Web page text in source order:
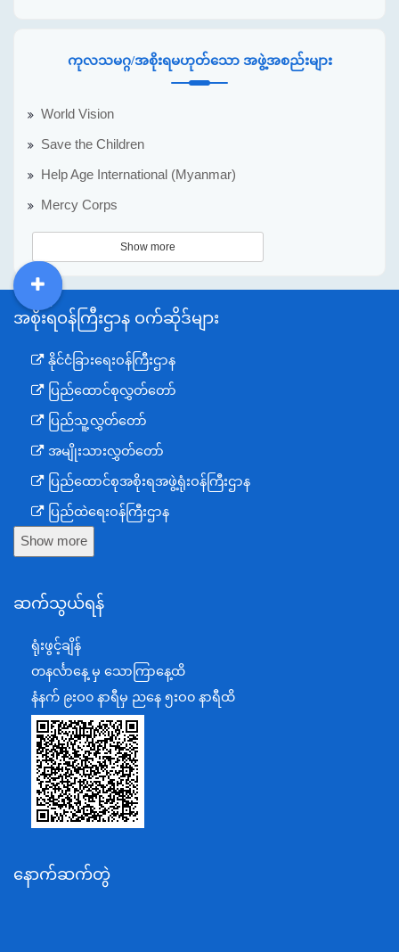
ကုလသမဂ္ဂ/အစိုးရမဟုတ်သော အဖွဲ့အစည်းများ
World Vision
Save the Children
Help Age International (Myanmar)
Mercy Corps
Show more
အစိုးရဝန်ကြီးဌာန ဝက်ဆိုဒ်များ
နိုင်ငံခြားရေးဝန်ကြီးဌာန
ပြည်ထောင်စုလွှတ်တော်
ပြည်သူ့လွှတ်တော်
အမျိုးသားလွှတ်တော်
ပြည်ထောင်စုအစိုးရအဖွဲ့ရုံးဝန်ကြီးဌာန
ပြည်ထဲရေးဝန်ကြီးဌာန
ကာကွယ်ရေးဝန်ကြီးဌာန
စီမံကိန်း၊ဘဏ္ဍာရေးနှင့်စက်မှုဝန်ကြီးဌာန
အပြည်ပြည်ဆိုင်ရာပူးပေါင်းဆောင်ရွက်ရေးဝန်ကြီးဌာန
ပြန်ကြားရေးဝန်ကြီးဌာန
သာသနာရေးနှင့် ယဉ်ကျေးမှုဝန်ကြီးဌာန
စိုက်ပျိုးရေး၊မွေးမြူရေးနှင့်ဆည်မြောင်းဝန်ကြီးဌာန
ပို့ဆောင်ရေးနှင့်ဆက်သွယ်ရေးဝန်ကြီးဌာန
သယံဇာတနှင့်ပတ်ဝန်းကျင်ထိန်းသိမ်းရေးဝန်ကြီးဌာန
အလုပ်သမား၊လူဝင်မှုကြီးကြပ်ရေးနှင့်ပြည်သူ့အင်အား
Show more
ဆက်သွယ်ရန်
ရုံးဖွင့်ချိန်
တနင်္လာနေ့ မှ သောကြာနေ့ထိ
နံနက် ၉းဝ၀ နာရီမှ ညနေ ၅းဝ၀ နာရီထိ
နောက်ဆက်တွဲ
DDM